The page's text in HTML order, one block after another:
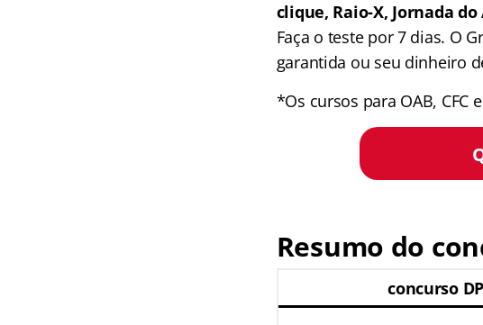
clique, Raio-X, Jornada
Faça o teste por 7 dias. O
garantida ou seu dinheiro
*Os cursos para OAB, CFC
Resumo do
concurso